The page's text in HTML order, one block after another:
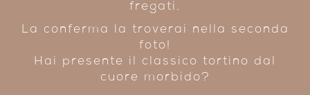
fregati.
La conferma la troverai nella seconda
foto!
Hai presente il classico tortino dal
cuore morbido?